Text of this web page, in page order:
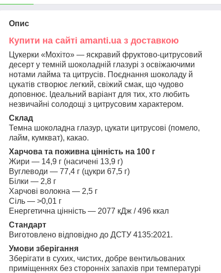
Опис
Купити на сайті amanti.ua з доставкою
Цукерки «Мохіто» — яскравий фруктово-цитрусовий
десерт у темній шоколадній глазурі з освіжаючими
нотами лайма та цитрусів. Поєднання шоколаду й
цукатів створює легкий, свіжий смак, що чудово
доповнює. Ідеальний варіант для тих, хто любить
незвичайні солодощі з цитрусовим характером.
Склад
Темна шоколадна глазур, цукати цитрусові (помело,
лайм, кумкват), какао.
Харчова та поживна цінність на 100 г
Жири — 14,9 г (насичені 13,9 г)
Вуглеводи — 77,4 г (цукри 67,5 г)
Білки — 2,8 г
Харчові волокна — 2,5 г
Сіль — >0,01 г
Енергетична цінність — 2077 кДж / 496 ккал
Стандарт
Виготовлено відповідно до ДСТУ 4135:2021.
Умови зберігання
Зберігати в сухих, чистих, добре вентильованих
приміщеннях без сторонніх запахів при температурі